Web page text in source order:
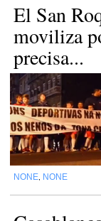
El San
moviliza
precisa...
NONE NONE